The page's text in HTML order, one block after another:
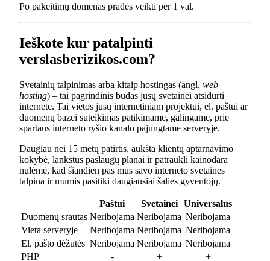
Po pakeitimų domenas pradės veikti per 1 val.
Ieškote kur patalpinti
verslasberizikos.com?
Svetainių talpinimas arba kitaip hostingas (angl. web
hosting) – tai pagrindinis būdas jūsų svetainei atsidurti
internete. Tai vietos jūsų internetiniam projektui, el. paštui ar
duomenų bazei suteikimas patikimame, galingame, prie
spartaus interneto ryšio kanalo pajungtame serveryje.
Daugiau nei 15 metų patirtis, aukšta klientų aptarnavimo
kokybė, lankstūs paslaugų planai ir patraukli kainodara
nulėmė, kad šiandien pas mus savo interneto svetaines
talpina ir mumis pasitiki daugiausiai šalies gyventojų.
Paštui Svetainei
Universalus
Duomenų srautas Neribojama Neribojama Neribojama
Vieta serveryje
Neribojama Neribojama Neribojama
El. pašto dėžutės Neribojama Neribojama Neribojama
PHP
- +
+